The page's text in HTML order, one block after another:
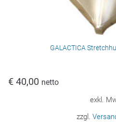
GALACTICA
€ 40,00 netto
exkl.
zzgl.